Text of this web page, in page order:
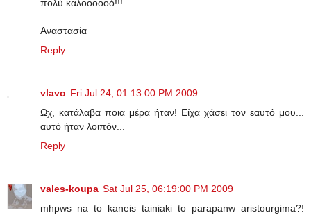
πολύ καλοοοοοό!!!
Αναστασία
Reply
vlavo Fri Jul 24, 01:13:00 PM 2009
Ωχ, κατάλαβα ποια μέρα ήταν! Είχα χάσει τον εαυτό μου...
αυτό ήταν λοιπόν...
Reply
vales-koupa Sat Jul 25, 06:19:00 PM 2009
mhpws na to kaneis tainiaki to parapanw aristourgima?!